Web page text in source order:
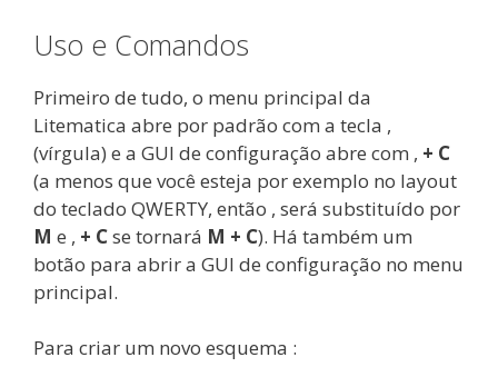
Uso e Comandos
Primeiro de tudo, o menu principal da
Litematica abre por padrão com a tecla ,
(vírgula) e a GUI de configuração abre com , + C
(a menos que você esteja por exemplo no layout
do teclado QWERTY, então , será substituído por
M e , + Cse tornará M + C). Há também um
botão para abrir a GUI de configuração no menu
principal.
Para criar um novo esquema :